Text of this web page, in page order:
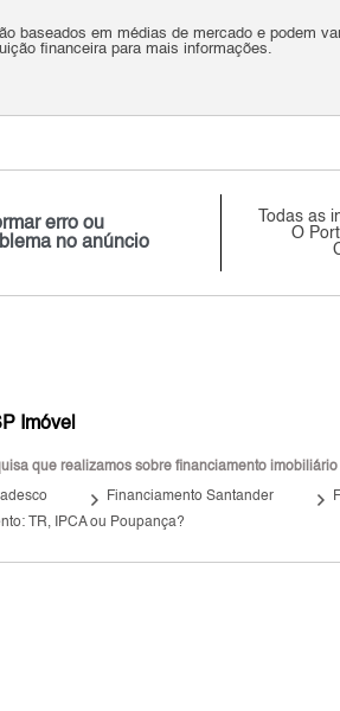
baseados em médias de mercado e podem
financeira para mais informações.
erro ou
no anúncio
Todas as
O
Imóvel
que realizamos sobre financiamento
keyboard_arrow_right Financiamento Santander keyboard_arrow_right
TR, IPCA ou Poupança?